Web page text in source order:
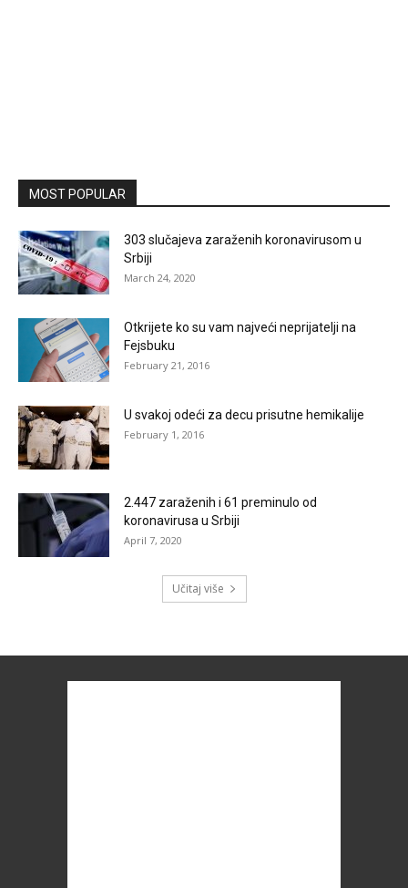
MOST POPULAR
303 slučajeva zaraženih koronavirusom u
Srbiji
March 24, 2020
Otkrijete ko su vam najveći neprijatelji na
Fejsbuku
February 21, 2016
U svakoj odeći za decu prisutne hemikalije
February 1, 2016
2.447 zaraženih i 61 preminulo od
koronavirusa u Srbiji
April 7, 2020
Učitaj više